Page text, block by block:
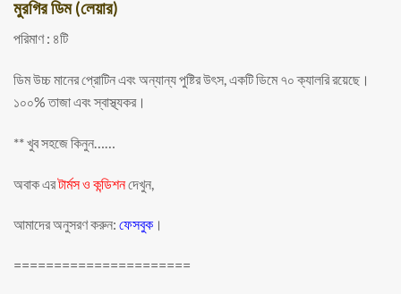
মুরগির ডিম (লেয়ার)
পরিমাণ : ৪টি
ডিম উচ্চ মানের প্রোটিন এবং অন্যান্য পুষ্টির উৎস, একটি ডিমে ৭০ ক্যালরি রয়েছে।
১০০% তাজা এবং স্বাস্থ্যকর।
** খুব সহজে কিনুন……
অবাক এরটার্মস ও কন্ডিশনদেখুন,
আমাদের অনুসরণ করুন: ফেসবুক ।
======================